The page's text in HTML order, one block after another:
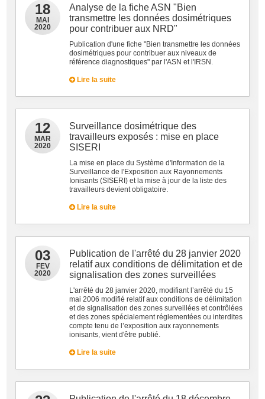
18
MAI
2020
Analyse de la fiche ASN "Bien
transmettre les données dosimétriques
pour contribuer aux NRD"
Publication d'une fiche "Bien transmettre les données
dosimétriques pour contribuer aux niveaux de
référence diagnostiques" par l'ASN et l'IRSN.
Lire la suite
12
MAR
2020
Surveillance dosimétrique des
travailleurs exposés : mise en place
SISERI
La mise en place du Système d'Information de la
Surveillance de l'Exposition aux Rayonnements
Ionisants (SISERI) et la mise à jour de la liste des
travailleurs devient obligatoire.
Lire la suite
03
FEV
2020
Publication de l'arrêté du 28 janvier 2020
relatif aux conditions de délimitation et de
signalisation des zones surveillées
L'arrêté du 28 janvier 2020, modifiant l’arrêté du 15
mai 2006 modifié relatif aux conditions de délimitation
et de signalisation des zones surveillées et contrôlées
et des zones spécialement réglementées ou interdites
compte tenu de l’exposition aux rayonnements
ionisants, vient d'être publié.
Lire la suite